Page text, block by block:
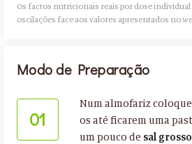
Os factos nutricionais reais por dose
oscilações face aos valores apresentados no
Modo de Preparação
01
Num almofariz
os até ficarem uma
um pouco de sal grosso